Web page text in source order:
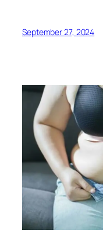
September 27, 2024